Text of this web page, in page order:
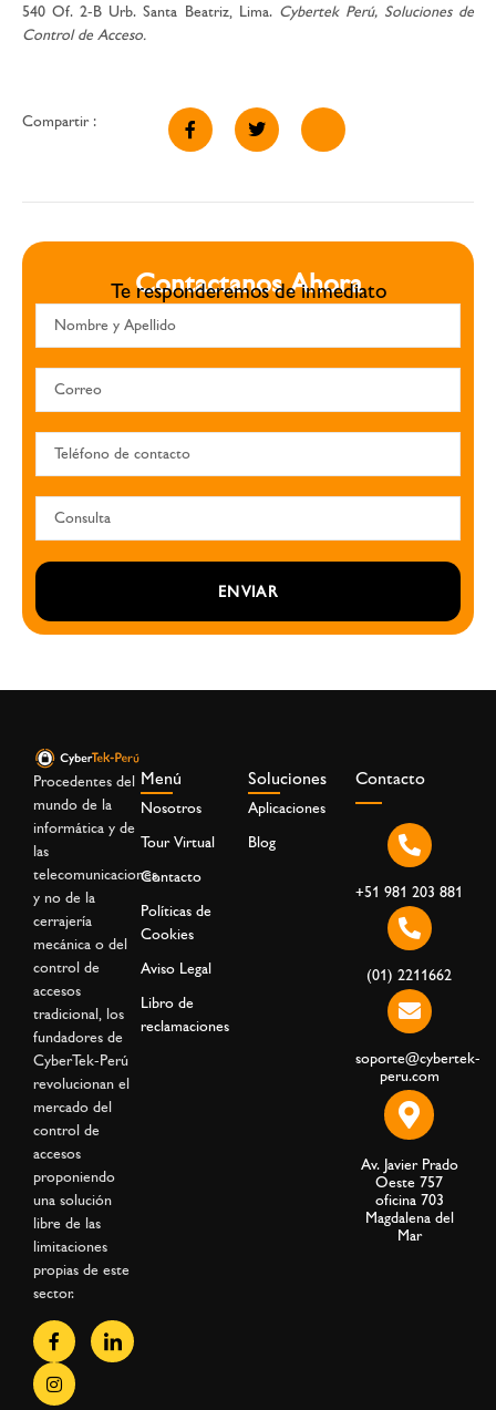
540 Of. 2-B Urb. Santa Beatriz, Lima. Cybertek Perú, Soluciones de
Control de Acceso.
Compartir :
Contactanos Ahora
Te responderemos de inmediato
ENVIAR
Procedentes del
mundo de la
informática y de
las
telecomunicaciones,
y no de la
cerrajería
mecánica o del
control de
accesos
tradicional, los
fundadores de
CyberTek-Perú
revolucionan el
mercado del
control de
accesos
proponiendo
una solución
libre de las
limitaciones
propias de este
sector.
Menú
Nosotros
Tour Virtual
Contacto
Políticas de
Cookies
Aviso Legal
Libro de
reclamaciones
Soluciones
Aplicaciones
Blog
Contacto
+51 981 203 881
(01) 2211662
soporte@cybertek-
peru.com
Av. Javier Prado
Oeste 757
oficina 703
Magdalena del
Mar